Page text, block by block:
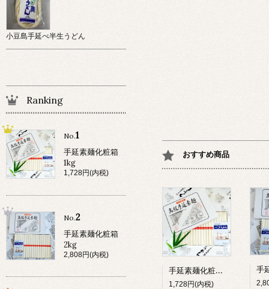
おすすめ商品
手延素麺化粧箱 1kg
1,728円(内税)
小豆島手延べ半生うどん
Ranking
No.1
手延素麺化粧箱
1kg
1,728円(内税)
No.2
手延素麺化粧箱
2kg
2,808円(内税)